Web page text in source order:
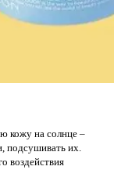
кожу на солнце –
подсушивать их.
воздействия